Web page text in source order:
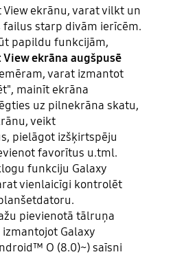
ekrānu, varat vilkt un
starp divām ierīcēm.
papildu funkcijām,
View ekrāna augšpusē
varat izmantot
mainīt ekrāna
uz pilnekrāna skatu,
veikt
pielāgot izšķirtspēju
favorītus u.tml.
funkciju Galaxy
vienlaicīgi kontrolēt
pievienotā tālruņa
Galaxy
O (8.0)~) saīsni